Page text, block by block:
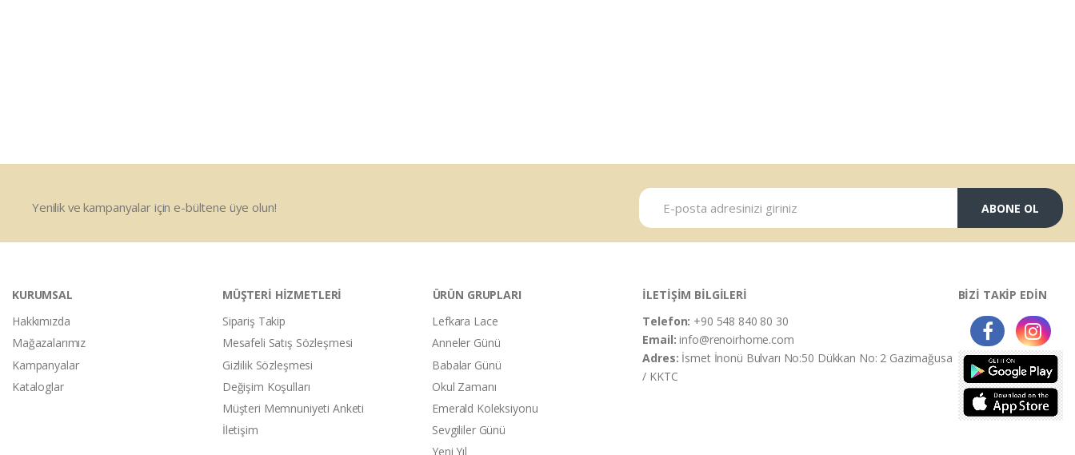
Yenilik ve kampanyalar için e-bültene üye olun! ABONE OL
KURUMSAL
Hakkımızda
Mağazalarımız
Kampanyalar
Kataloglar
MÜŞTERİ HİZMETLERİ
Sipariş Takip
Mesafeli Satış Sözleşmesi
Gizlilik Sözleşmesi
Değişim Koşulları
Müşteri Memnuniyeti Anketi
İletişim
ÜRÜN GRUPLARI
Lefkara Lace
Anneler Günü
Babalar Günü
Okul Zamanı
Emerald Koleksiyonu
Sevgililer Günü
Yeni Yıl
İLETİŞİM BİLGİLERİ
Telefon: +90 548 840 80 30
Email:info@renoirhome.com
Adres: İsmet İnonü Bulvarı No:50 Dükkan No: 2 Gazimağusa
/ KKTC
BİZİ TAKİP EDİN